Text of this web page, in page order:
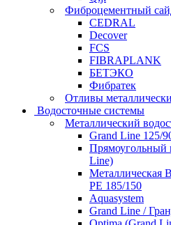
Фиброцементный
CEDRAL
Decover
FCS
FIBRAPLANK
БЕТЭКО
Фибратек
Отливы
Водосточные системы
Металлический
Grand Line 125/
Прямоугольный
Line)
Металлическая
PE 185/150
Aquasystem
Grand Line /